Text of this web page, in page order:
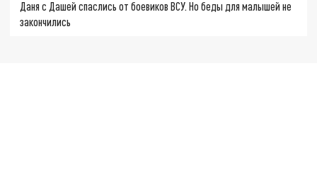
Даня с Дашей спаслись от боевиков ВСУ. Но беды для малышей не
закончились